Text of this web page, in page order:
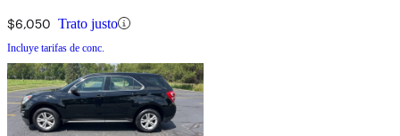
$6,050 Trato justo
Incluye tarifas de conc.